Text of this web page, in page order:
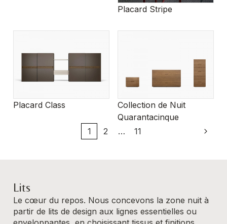
Placard Stripe
Placard Class
Collection de Nuit
Quarantacinque
1
2 … 11
Lits
Le cœur du repos. Nous concevons la zone nuit à
partir de lits de design aux lignes essentielles ou